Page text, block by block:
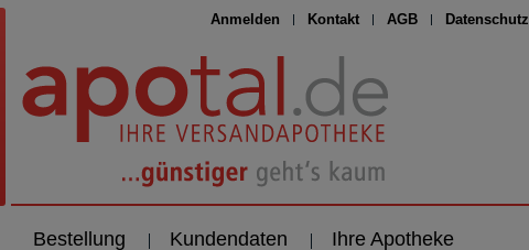
Anmelden Kontakt AGB Datenschutz
Bestellung Kundendaten Ihre Apotheke